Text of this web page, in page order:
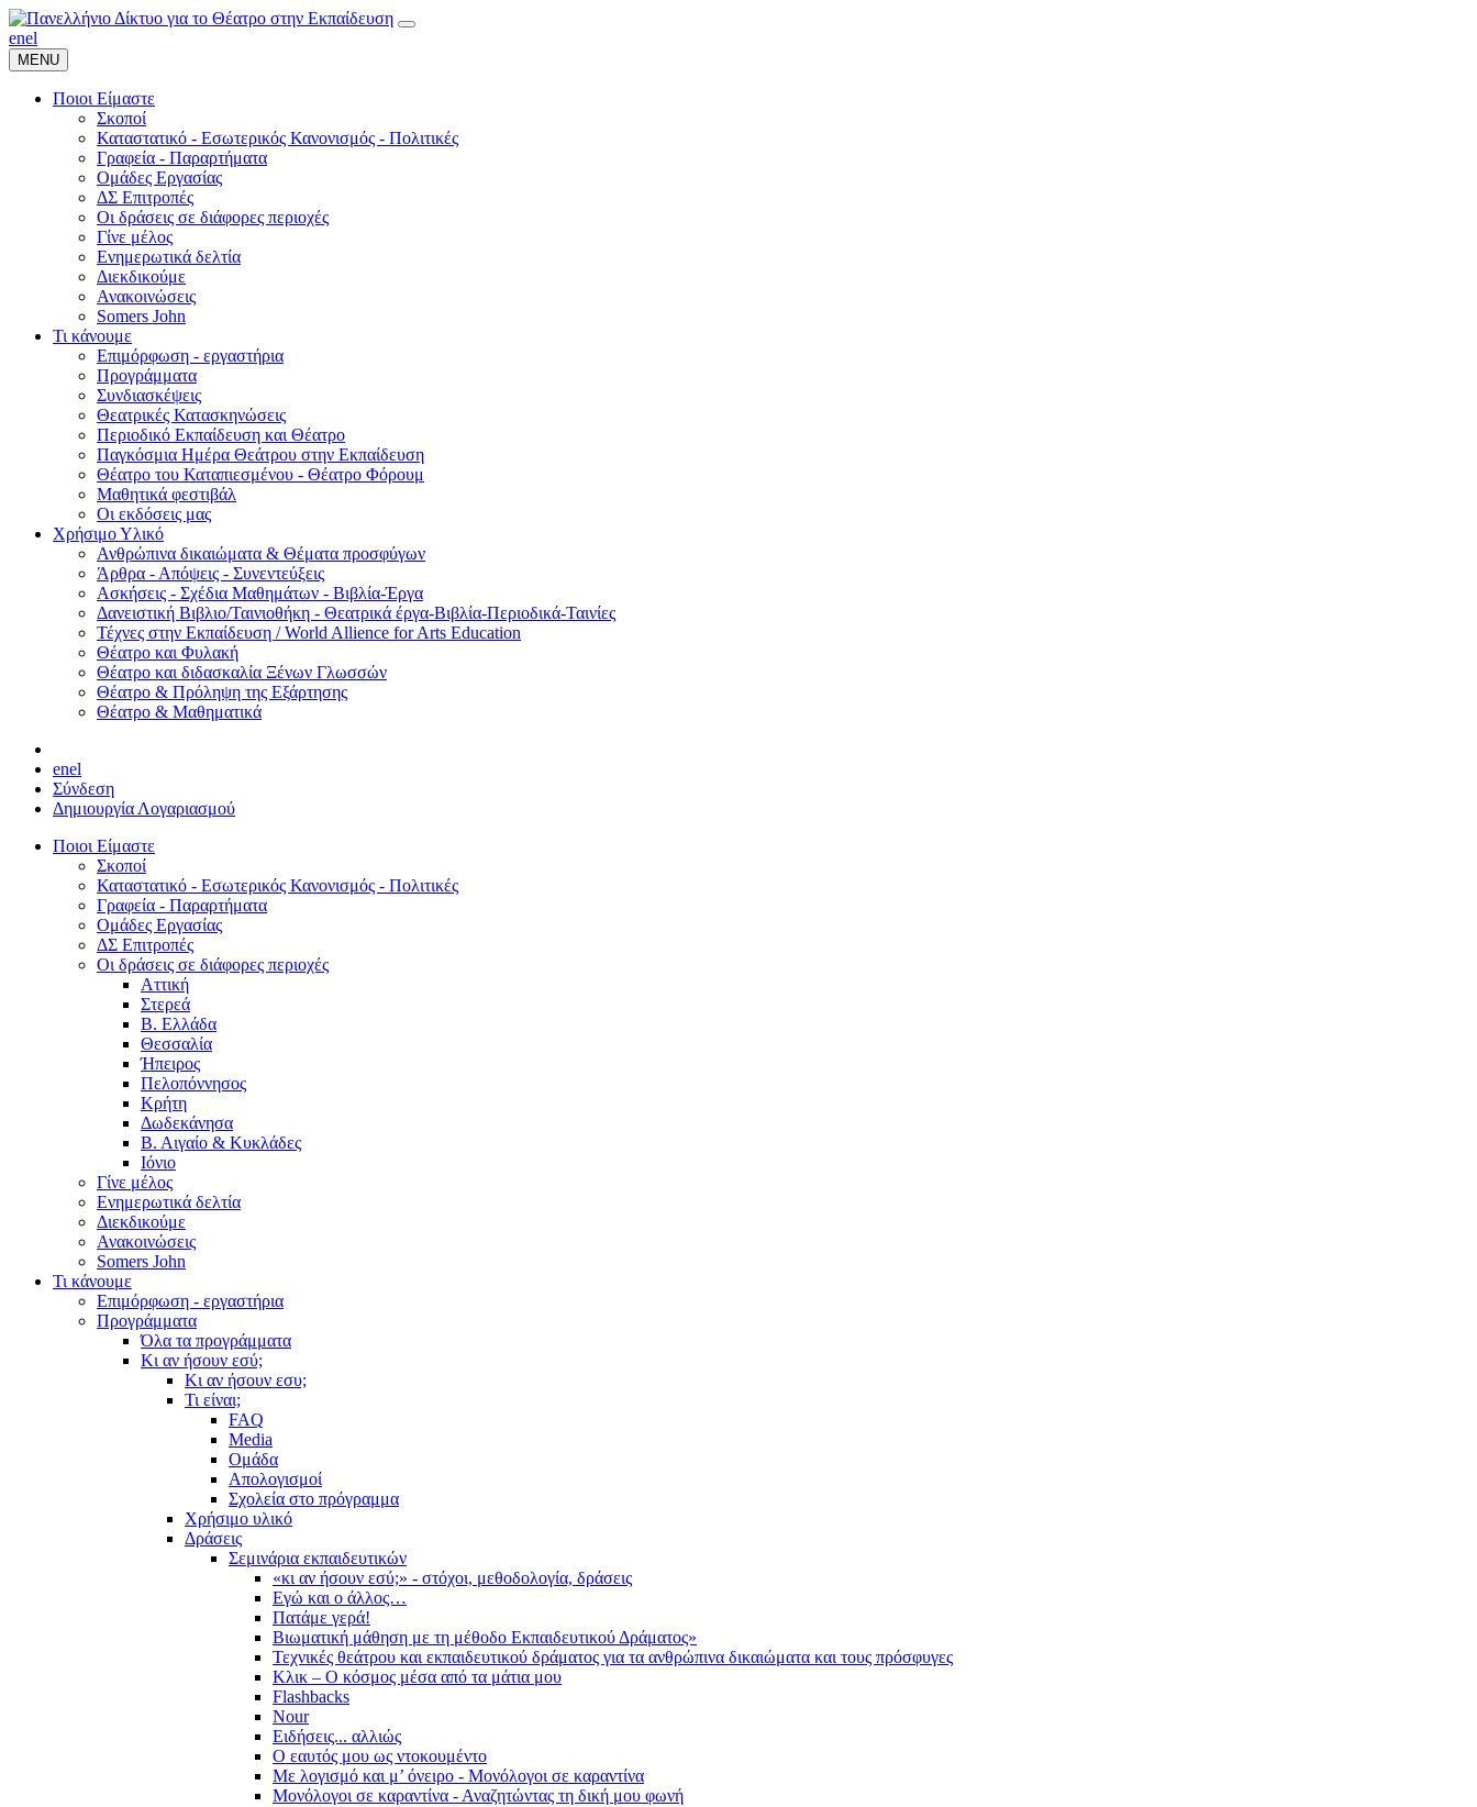
enel
MENU
Ποιοι Είμαστε
Σκοποί
Καταστατικό - Εσωτερικός Κανονισμός - Πολιτικές
Γραφεία - Παραρτήματα
Ομάδες Εργασίας
ΔΣ Επιτροπές
Οι δράσεις σε διάφορες περιοχές
Γίνε μέλος
Ενημερωτικά δελτία
Διεκδικούμε
Ανακοινώσεις
Somers John
Τι κάνουμε
Επιμόρφωση - εργαστήρια
Προγράμματα
Συνδιασκέψεις
Θεατρικές Κατασκηνώσεις
Περιοδικό Εκπαίδευση και Θέατρο
Παγκόσμια Ημέρα Θεάτρου στην Εκπαίδευση
Θέατρο του Καταπιεσμένου - Θέατρο Φόρουμ
Μαθητικά φεστιβάλ
Οι εκδόσεις μας
Χρήσιμο Υλικό
Ανθρώπινα δικαιώματα & Θέματα προσφύγων
Άρθρα - Απόψεις - Συνεντεύξεις
Ασκήσεις - Σχέδια Μαθημάτων - Βιβλία-Έργα
Δανειστική Βιβλιο/Ταινιοθήκη - Θεατρικά έργα-Βιβλία-Περιοδικά-Ταινίες
Τέχνες στην Εκπαίδευση / World Allience for Arts Education
Θέατρο και Φυλακή
Θέατρο και διδασκαλία Ξένων Γλωσσών
Θέατρο & Πρόληψη της Εξάρτησης
Θέατρο & Μαθηματικά
enel
Σύνδεση
Δημιουργία Λογαριασμού
Ποιοι Είμαστε
Σκοποί
Καταστατικό - Εσωτερικός Κανονισμός - Πολιτικές
Γραφεία - Παραρτήματα
Ομάδες Εργασίας
ΔΣ Επιτροπές
Οι δράσεις σε διάφορες περιοχές
Αττική
Στερεά
Β. Ελλάδα
Θεσσαλία
Ήπειρος
Πελοπόννησος
Κρήτη
Δωδεκάνησα
Β. Αιγαίο & Κυκλάδες
Ιόνιο
Γίνε μέλος
Ενημερωτικά δελτία
Διεκδικούμε
Ανακοινώσεις
Somers John
Τι κάνουμε
Επιμόρφωση - εργαστήρια
Προγράμματα
Όλα τα προγράμματα
Κι αν ήσουν εσύ;
Κι αν ήσουν εσυ;
Τι είναι;
FAQ
Media
Ομάδα
Απολογισμοί
Σχολεία στο πρόγραμμα
Χρήσιμο υλικό
Δράσεις
Σεμινάρια εκπαιδευτικών
«κι αν ήσουν εσύ;» - στόχοι, μεθοδολογία, δράσεις
Εγώ και ο άλλος…
Πατάμε γερά!
Βιωματική μάθηση με τη μέθοδο Εκπαιδευτικού Δράματος»
Τεχνικές θεάτρου και εκπαιδευτικού δράματος για τα ανθρώπινα δικαιώματα και τους πρόσφυγες
Κλικ – Ο κόσμος μέσα από τα μάτια μου
Flashbacks
Nour
Ειδήσεις... αλλιώς
Ο εαυτός μου ως ντοκουμέντο
Με λογισμό και μ’ όνειρο - Μονόλογοι σε καραντίνα
Μονόλογοι σε καραντίνα - Αναζητώντας τη δική μου φωνή